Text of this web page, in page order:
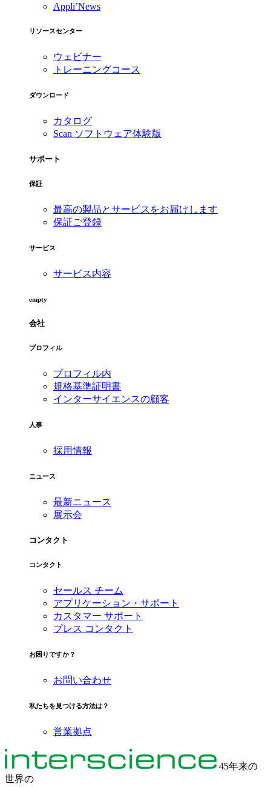
Appli’News
リソースセンター
ウェビナー
トレーニングコース
ダウンロード
カタログ
Scan ソフトウェア体験版
サポート
保証
最高の製品とサービスをお届けします
保証ご登録
サービス
サービス内容
empty
会社
プロフィル
プロフィル内
規格基準証明書
インターサイエンスの顧客
人事
採用情報
ニュース
最新ニュース
展示会
コンタクト
コンタクト
セールス チーム
アプリケーション・サポート
カスタマー サポート
プレス コンタクト
お困りですか？
お問い合わせ
私たちを見つける方法は？
営業拠点
45年来の
世界の